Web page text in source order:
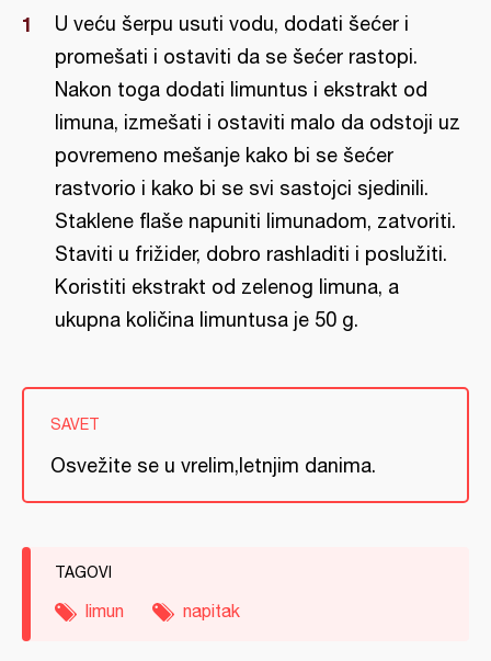
U veću šerpu usuti vodu, dodati šećer i
promešati i ostaviti da se šećer rastopi.
Nakon toga dodati limuntus i ekstrakt od
limuna, izmešati i ostaviti malo da odstoji uz
povremeno mešanje kako bi se šećer
rastvorio i kako bi se svi sastojci sjedinili.
Staklene flaše napuniti limunadom, zatvoriti.
Staviti u frižider, dobro rashladiti i poslužiti.
Koristiti ekstrakt od zelenog limuna, a
ukupna količina limuntusa je 50 g.
SAVET
Osvežite se u vrelim,letnjim danima.
TAGOVI
limun napitak